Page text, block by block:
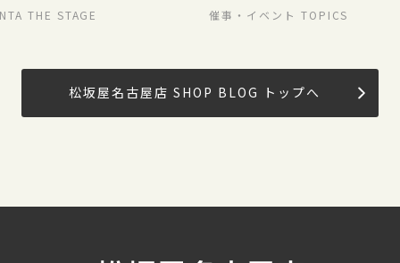
THE STAGE 催事・イベント TOPICS
松坂屋名古屋店 SHOP BLOG トップへ